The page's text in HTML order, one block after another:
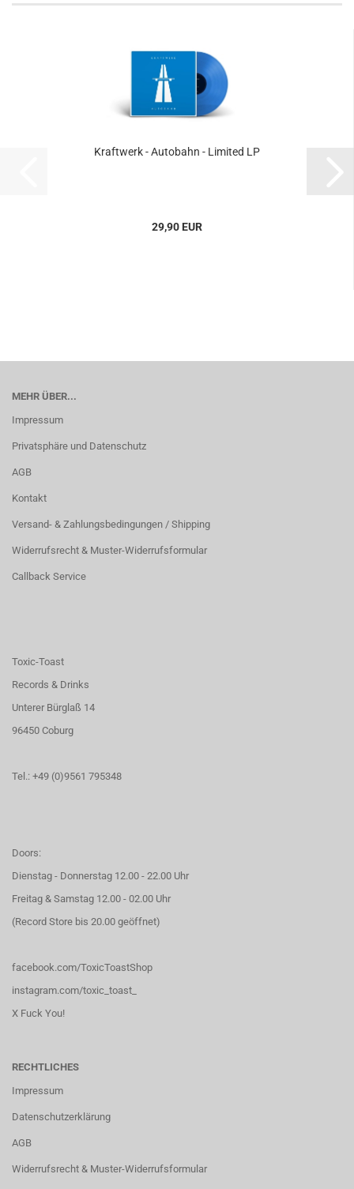
Kraftwerk - Autobahn - Limited LP
29,90 EUR
MEHR ÜBER...
Impressum
Privatsphäre und Datenschutz
AGB
Kontakt
Versand- & Zahlungsbedingungen / Shipping
Widerrufsrecht & Muster-Widerrufsformular
Callback Service
Toxic-Toast
Records & Drinks
Unterer Bürglaß 14
96450 Coburg
Tel.: +49 (0)9561 795348
Doors:
Dienstag - Donnerstag 12.00 - 22.00 Uhr
Freitag & Samstag 12.00 - 02.00 Uhr
(Record Store bis 20.00 geöffnet)
facebook.com/ToxicToastShop
instagram.com/toxic_toast_
X Fuck You!
RECHTLICHES
Impressum
Datenschutzerklärung
AGB
Widerrufsrecht & Muster-Widerrufsformular